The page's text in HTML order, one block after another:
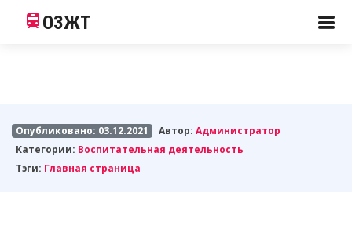
ОЗЖТ
Опубликовано: 03.12.2021 Автор:Администратор
Категории: Воспитательная деятельность
Тэги: Главная страница